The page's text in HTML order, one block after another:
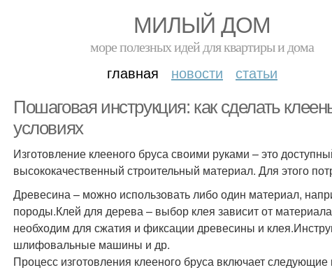
МИЛЫЙ ДОМ
море полезных идей для квартиры и дома
главная новости статьи
Пошаговая инструкция: как сделать
условиях
Изготовление клееного бруса своими руками – это
высококачественный строительный материал. Для этого
Древесина – можно использовать либо один материал,
породы.Клей для дерева – выбор клея зависит от
необходим для сжатия и фиксации древесины и
шлифовальные машины и др.
Процесс изготовления клееного бруса включает следующие